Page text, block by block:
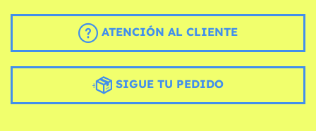
ATENCIÓN AL CLIENTE
SIGUE TU PEDIDO